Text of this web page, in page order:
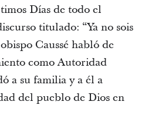
Días de todo el
titulado: “Ya no sois
Caussé habló de
como Autoridad
a su familia y a él a
del pueblo de Dios en